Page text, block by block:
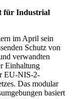
für Industrial
im April sein
Schutz von
verwandten
Einhaltung
EU-NIS-2-
Das modular
basiert